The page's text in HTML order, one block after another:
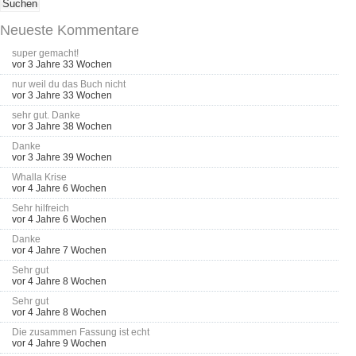
Neueste Kommentare
super gemacht!
vor 3 Jahre 33 Wochen
nur weil du das Buch nicht
vor 3 Jahre 33 Wochen
sehr gut. Danke
vor 3 Jahre 38 Wochen
Danke
vor 3 Jahre 39 Wochen
Whalla Krise
vor 4 Jahre 6 Wochen
Sehr hilfreich
vor 4 Jahre 6 Wochen
Danke
vor 4 Jahre 7 Wochen
Sehr gut
vor 4 Jahre 8 Wochen
Sehr gut
vor 4 Jahre 8 Wochen
Die zusammen Fassung ist echt
vor 4 Jahre 9 Wochen